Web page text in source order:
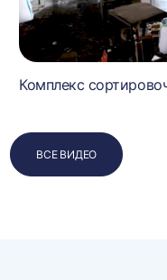
Комплекс
ВСЕ ВИДЕО